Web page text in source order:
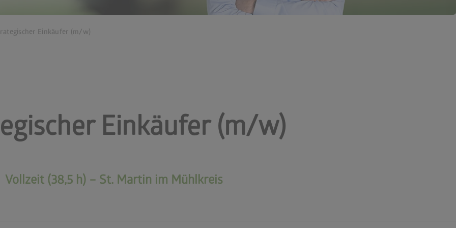
Einkäufer (m/w)
Einkäufer (m/w)
Vollzeit (38,5 h) – St. Martin im Mühlkreis